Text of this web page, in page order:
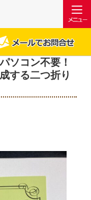
ソコン不要！
する二つ折り